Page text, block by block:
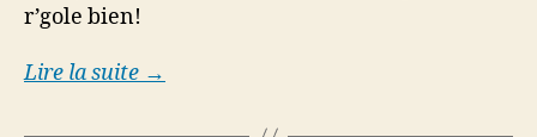
r’gole bien!
Lire la suite →